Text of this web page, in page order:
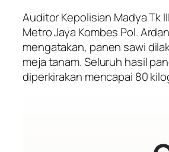
Auditor Kepolisian Madya Tk
Metro Jaya Kombes Pol.
mengatakan, panen sawi
meja tanam. Seluruh hasil
diperkirakan mencapai 80